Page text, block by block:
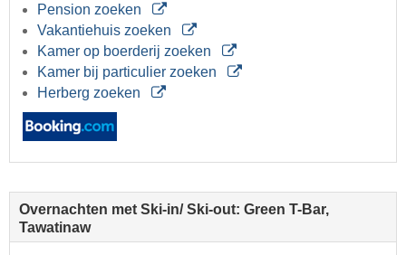
Pension zoeken
Vakantiehuis zoeken
Kamer op boerderij zoeken
Kamer bij particulier zoeken
Herberg zoeken
Overnachten met Ski-in/ Ski-out: Green T-Bar,
Tawatinaw